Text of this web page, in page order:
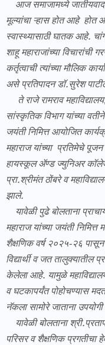
आज समाजामध्ये
मूल्यांचा ऱ्हास होत आहे होत
स्वास्थ्यासाठी घातक आहे.
शाहू महाराजांच्या विचारांची
कर्तृत्वाची त्यांच्या मौलिक
असे प्रतिपादन डॉ.सुरेश
ते राजे रामराव
सांस्कृतिक विभाग यांच्या
जयंती निमित्त आयोजित
महाराज यांच्या प्रतिमेचे पूजन
हायस्कूल ॲण्ड ज्युनिअर
प्रा.श्रीमंत ठोंबरे व
झाले.
यावेळी पुढे बोलताना
महाराज यांच्या जयंती
शैक्षणिक वर्ष २०२५-२६
विद्यार्थी व जत तालुक्यातील
केलेला आहे. यामुळे
व घटकापर्यंत पोहोचण्यास
नॅकला सामोरे जाताना
यावेळी बोलताना
परिसर व शैक्षणिक प्रगतीचा